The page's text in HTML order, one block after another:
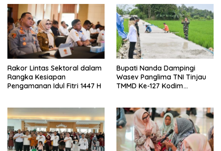
Rakor Lintas Sektoral dalam
Rangka Kesiapan
Pengamanan Idul Fitri 1447 H
Bupati Nanda Dampingi
Wasev Panglima TNI Tinjau
TMMD Ke-127 Kodim